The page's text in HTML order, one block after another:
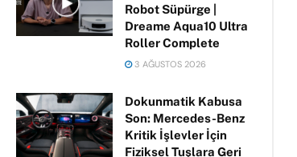
Robot Süpürge |
Dreame Aqua10 Ultra
Roller Complete
3 AĞUSTOS 2026
Dokunmatik Kabusa
Son: Mercedes-Benz
Kritik İşlevler İçin
Fiziksel Tuşlara Geri